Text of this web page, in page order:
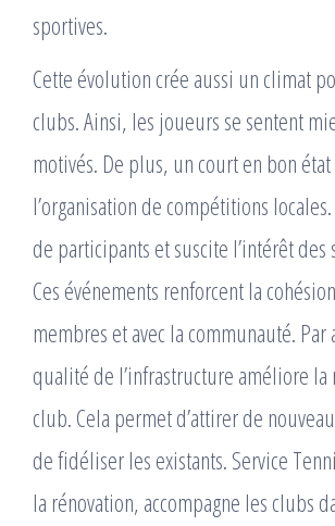
sportives.
Cette évolution crée aussi un climat
clubs. Ainsi, les joueurs se sentent
motivés. De plus, un court en bon
l’organisation de compétitions
de participants et suscite l’intérêt des
Ces événements renforcent la
membres et avec la communauté.
qualité de l’infrastructure améliore
club. Cela permet d’attirer de
de fidéliser les existants. Service
la rénovation, accompagne les clubs